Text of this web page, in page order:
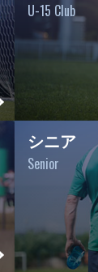
U-15 Club
シニア
Senior